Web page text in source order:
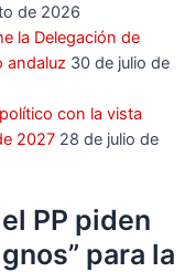
de 2026
la Delegación de
andaluz 30 de julio de
con la vista
2027 28 de julio de
PP piden
para la